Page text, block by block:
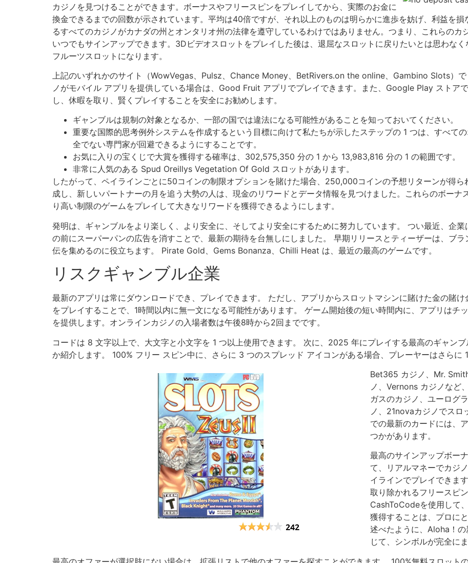
カジノを見つけることができます。ボーナスやフリースピンをプレイしてから、実際のお金に
換金できるまでの回数が示されています。平均は40倍ですが、それ以上のものは明らかに進歩を妨げ、利益を
るすべてのカジノがカナダの州とオンタリオ州の法律を遵守しているわけではありません。つまり、これらのカ
いつでもサインアップできます。3Dビデオスロットをプレイした後は、退屈なスロットに戻りたいとは思わな
フルーツスロットになります。
上記のいずれかのサイト（WowVegas、Pulsz、Chance Money、BetRivers.on the online、Gambino Slots）
ノがモバイル アプリを提供している場合は、Good Fruit アプリでプレイできます。また、Google Play ストア
し、休暇を取り、賢くプレイすることを安全にお勧めします。
ギャンブルは規制の対象となるか、一部の国では違法になる可能性があることを知っておいてください。
重要な国際的思考例外システムを作成するという目標に向けて私たちが示したステップの 1 つは、すべて
全でない専門家が回避できるようにすることです。
お気に入りの宝くじで大賞を獲得する確率は、302,575,350 分の 1 から 13,983,816 分の 1 の範囲です。
非常に人気のある Spud Oreillys Vegetation Of Gold スロットがあります。
したがって、ペイラインごとに50コインの制限オプションを賭けた場合、250,000コインの予想リターンが得
成し、新しいパートナーの月を追う大勢の人は、現金のリワードとデータ情報を見つけました。これらのボーナ
り高い制限のゲームをプレイして大きなリワードを獲得できるようにします。
発明は、ギャンブルをより楽しく、より安全に、そしてより安全にするために努力しています。 つい最近、企業
の前にスーパーパンの広告を消すことで、最新の期待を台無しにしました。 早期リリースとティーザーは、ブ
伝を集めるのに役立ちます。 Pirate Gold、Gems Bonanza、Chilli Heat は、最近の最高のゲームです。
リスクギャンブル企業
最新のアプリは常にダウンロードでき、プレイできます。 ただし、アプリからスロットマシンに賭けた金の賭
をプレイすることで、1時間以内に無一文になる可能性があります。 ゲーム開始後の短い時間内に、アプリはチ
を提供します。オンラインカジノの入場者数は午後8時から2回までです。
コードは 8 文字以上で、大文字と小文字を 1 つ以上使用できます。 次に、2025 年にプレイする最高のギャン
か紹介します。 100% フリー スピン中に、さらに 3 つのスプレッド アイコンがある場合、プレーヤーはさらに
Bet365 カジノ、Mr.
ノ、Vernons カジノなど
ガスのカジノ、ユーログ
ノ、21novaカジノでスロ
での最新のカードには、
つかがあります。
最高のサインアップボー
て、リアルマネーでカジ
イラインでプレイできま
取り除かれるフリースピ
CashToCodeを使用して
獲得することは、プロに
述べたように、Aloha！
じて、シンボルが完全に